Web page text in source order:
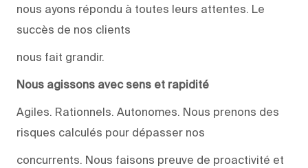
nous ayons répondu à toutes leurs attentes. Le
succès de nos clients
nous fait grandir.
Nous agissons avec sens et rapidité
Agiles. Rationnels. Autonomes. Nous prenons des
risques calculés pour dépasser nos
concurrents. Nous faisons preuve de proactivité et